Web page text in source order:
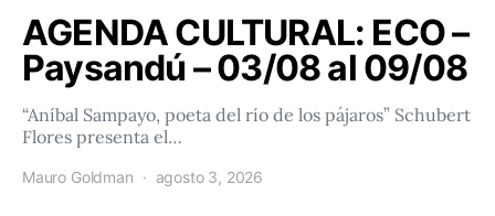
AGENDA CULTURAL: ECO –
Paysandú – 03/08 al 09/08
“Aníbal Sampayo, poeta del río de los pájaros” Schubert
Flores presenta el…
Mauro Goldman agosto 3, 2026